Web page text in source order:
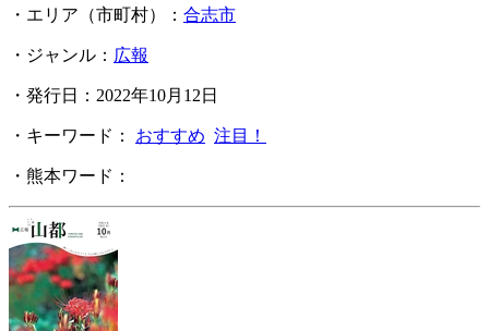
・エリア（市町村）： 合志市
・ジャンル： 広報
・発行日：2022年10月12日
・キーワード： おすすめ 注目！
・熊本ワード：